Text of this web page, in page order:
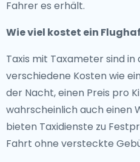
Fahrer es erhält.
Wie viel kostet ein
Taxis mit Taxameter sind in
verschiedene Kosten wie
der Nacht, einen Preis pro
wahrscheinlich auch einen
bieten Taxidienste zu
Fahrt ohne versteckte